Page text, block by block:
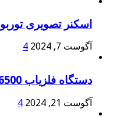
اسکنر تصویری توربو ۲۰۰۰۰
آگوست 7, 2024 4
دستگاه فلزیاب SUPER SENSOR G3-6500
آگوست 21, 2024 4